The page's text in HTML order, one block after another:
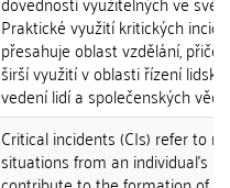
Praktické využití kritických
přesahuje oblast vzdělání,
širší využití v oblasti řízení
vedení lidí a společenských věd.
Critical incidents (CIs) refer to
situations from an individual’s